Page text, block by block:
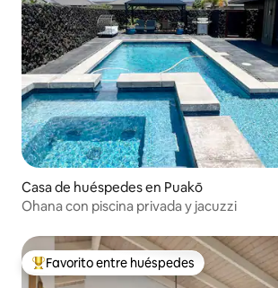
Casa de huéspedes en Puakō
Ohana con piscina privada y jacuzzi
De los mejores en Favorito entre huéspedes
Favorito entre huéspedes